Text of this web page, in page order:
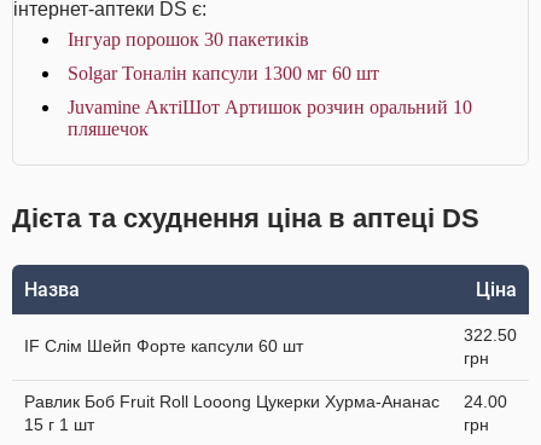
інтернет-аптеки DS є:
Інгуар порошок 30 пакетиків
Solgar Тоналін капсули 1300 мг 60 шт
Juvamine АктіШот Артишок розчин оральний 10
пляшечок
Дієта та схуднення ціна в аптеці DS
Назва Ціна
IF Слім Шейп Форте капсули 60 шт
322.50
грн
Равлик Боб Fruit Roll Looong Цукерки Хурма-Ананас
15 г 1 шт
24.00
грн